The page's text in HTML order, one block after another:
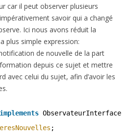
car il peut observer plusieurs
savoir qui a changé
Ici nous avons réduit la
plus simple expression:
de nouvelle de la part
depuis ce sujet et mettre
avec celui du sujet, afin d’avoir les
implements ObservateurInterface
;